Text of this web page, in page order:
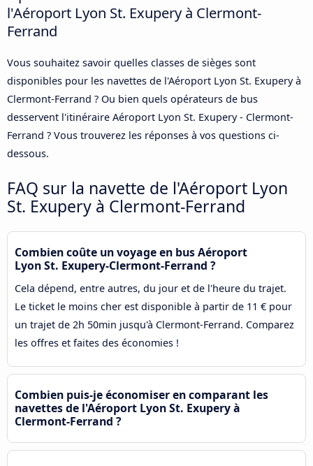
l'Aéroport Lyon St. Exupery à Clermont-
Ferrand
Vous souhaitez savoir quelles classes de sièges sont
disponibles pour les navettes de l'Aéroport Lyon St. Exupery à
Clermont-Ferrand ? Ou bien quels opérateurs de bus
desservent l'itinéraire Aéroport Lyon St. Exupery - Clermont-
Ferrand ? Vous trouverez les réponses à vos questions ci-
dessous.
FAQ sur la navette de l'Aéroport Lyon
St. Exupery à Clermont-Ferrand
Combien coûte un voyage en bus Aéroport
Lyon St. Exupery-Clermont-Ferrand ?
Cela dépend, entre autres, du jour et de l'heure du trajet.
Le ticket le moins cher est disponible à partir de 11 € pour
un trajet de 2h 50min jusqu'à Clermont-Ferrand. Comparez
les offres et faites des économies !
Combien puis-je économiser en comparant les
navettes de l'Aéroport Lyon St. Exupery à
Clermont-Ferrand ?